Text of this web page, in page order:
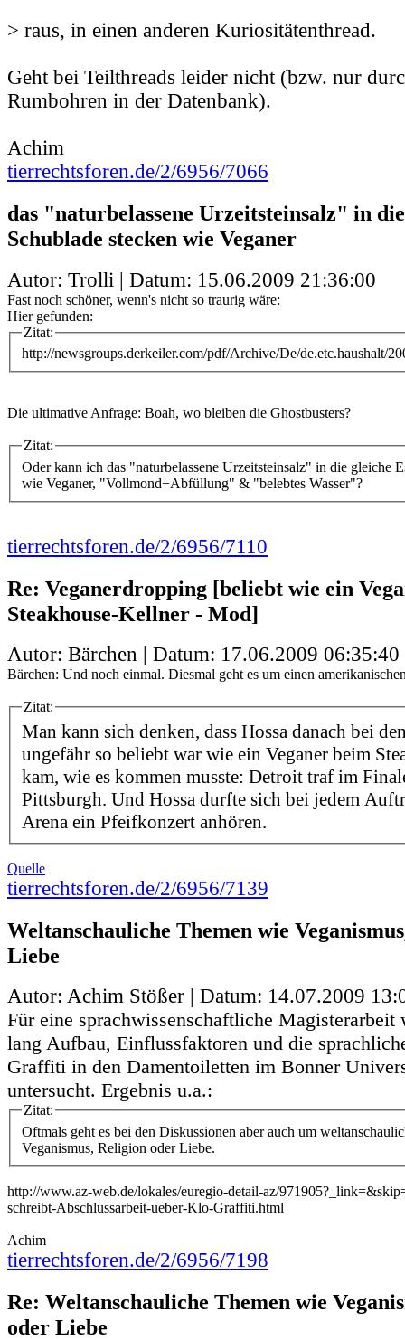
> raus, in einen anderen Kuriositätenthread.
Geht bei Teilthreads leider nicht (bzw. nur
Rumbohren in der Datenbank).
Achim
tierrechtsforen.de/2/6956/7066
das "naturbelassene Urzeitsteinsalz" in
Schublade stecken wie Veganer
Autor: Trolli | Datum: 15.06.2009 21:36:00
Fast noch schöner, wenn's nicht so traurig wäre:
Hier gefunden:
Zitat:
http://newsgroups.derkeiler.com/pdf/Archive/De/de.etc.haushalt/
Die ultimative Anfrage: Boah, wo bleiben die Ghostbusters?
Zitat:
Oder kann ich das "naturbelassene Urzeitsteinsalz" in die gleiche
wie Veganer, "Vollmond−Abfüllung" & "belebtes Wasser"?
tierrechtsforen.de/2/6956/7110
Re: Veganerdropping [beliebt wie ein
Steakhouse-Kellner - Mod]
Autor: Bärchen | Datum: 17.06.2009 06:35:40
Bärchen: Und noch einmal. Diesmal geht es um einen
Zitat:
Man kann sich denken, dass Hossa danach bei
ungefähr so beliebt war wie ein Veganer beim
kam, wie es kommen musste: Detroit traf im
Pittsburgh. Und Hossa durfte sich bei jedem
Arena ein Pfeifkonzert anhören.
Quelle
tierrechtsforen.de/2/6956/7139
Weltanschauliche Themen wie
Liebe
Autor: Achim Stößer | Datum: 14.07.2009
Für eine sprachwissenschaftliche Magisterarbeit
lang Aufbau, Einflussfaktoren und die
Graffiti in den Damentoiletten im Bonner
untersucht. Ergebnis u.a.:
Zitat:
Oftmals geht es bei den Diskussionen aber auch um
Veganismus, Religion oder Liebe.
http://www.az-web.de/lokales/euregio-detail-az/
schreibt-Abschlussarbeit-ueber-Klo-Graffiti.html
Achim
tierrechtsforen.de/2/6956/7198
Re: Weltanschauliche Themen wie
oder Liebe